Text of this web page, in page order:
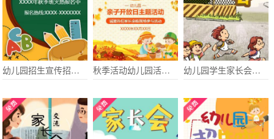
幼儿园招生宣传招生简章 秋季活动幼儿园活动亲子电子请柬 幼儿园学生家长会通知电子请柬